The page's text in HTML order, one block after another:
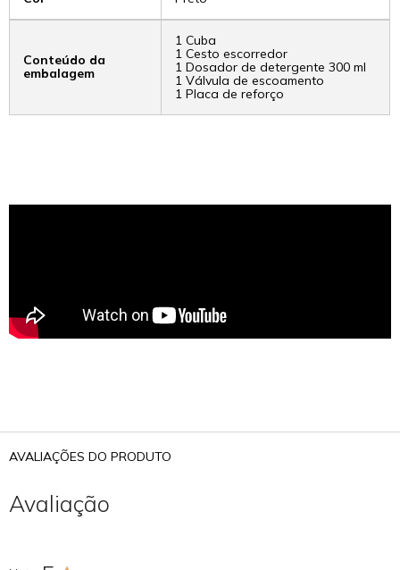
Conteúdo da
embalagem
1 Cuba
1 Cesto escorredor
1 Dosador de detergente 300 ml
1 Válvula de escoamento
1 Placa de reforço
AVALIAÇÕES DO PRODUTO
Avaliação